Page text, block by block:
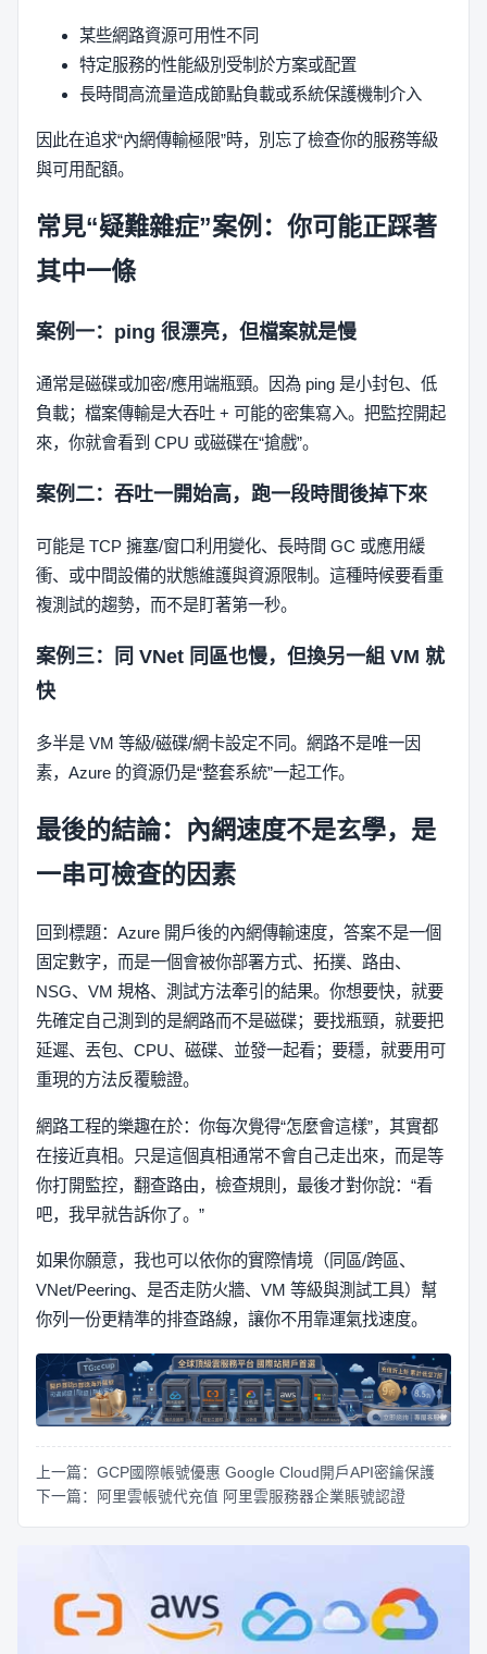
某些網路資源可用性不同
特定服務的性能級別受制於方案或配置
長時間高流量造成節點負載或系統保護機制介入
因此在追求“內網傳輸極限”時，別忘了檢查你的服務等級
與可用配額。
常見“疑難雜症”案例：你可能正踩著
其中一條
案例一：ping 很漂亮，但檔案就是慢
通常是磁碟或加密/應用端瓶頸。因為 ping 是小封包、低
負載；檔案傳輸是大吞吐 + 可能的密集寫入。把監控開起
來，你就會看到 CPU 或磁碟在“搶戲”。
案例二：吞吐一開始高，跑一段時間後掉下來
可能是 TCP 擁塞/窗口利用變化、長時間 GC 或應用緩
衝、或中間設備的狀態維護與資源限制。這種時候要看重
複測試的趨勢，而不是盯著第一秒。
案例三：同 VNet 同區也慢，但換另一組 VM 就
快
多半是 VM 等級/磁碟/網卡設定不同。網路不是唯一因
素，Azure 的資源仍是“整套系統”一起工作。
最後的結論：內網速度不是玄學，是
一串可檢查的因素
回到標題：Azure 開戶後的內網傳輸速度，答案不是一個
固定數字，而是一個會被你部署方式、拓撲、路由、
NSG、VM 規格、測試方法牽引的結果。你想要快，就要
先確定自己測到的是網路而不是磁碟；要找瓶頸，就要把
延遲、丟包、CPU、磁碟、並發一起看；要穩，就要用可
重現的方法反覆驗證。
網路工程的樂趣在於：你每次覺得“怎麼會這樣”，其實都
在接近真相。只是這個真相通常不會自己走出來，而是等
你打開監控，翻查路由，檢查規則，最後才對你說：“看
吧，我早就告訴你了。”
如果你願意，我也可以依你的實際情境（同區/跨區、
VNet/Peering、是否走防火牆、VM 等級與測試工具）幫
你列一份更精準的排查路線，讓你不用靠運氣找速度。
上一篇：GCP國際帳號優惠 Google Cloud開戶API密鑰保護
下一篇：阿里雲帳號代充值 阿里雲服務器企業賬號認證